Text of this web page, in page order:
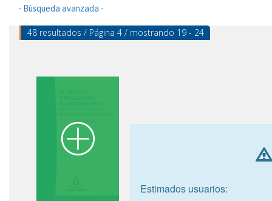
- Búsqueda avanzada -
48 resultados / Página 4 / mostrando 19 - 24
Estimados usuarios: